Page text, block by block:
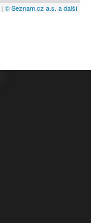
| © Seznam.cz a.s. a další